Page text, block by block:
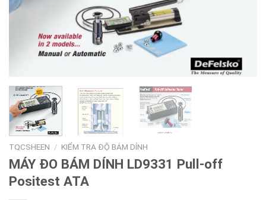
TQCSHEEN / KIỂM TRA ĐỘ BÁM DÍNH
MÁY ĐO BÁM DÍNH LD9331 Pull-off
Positest ATA